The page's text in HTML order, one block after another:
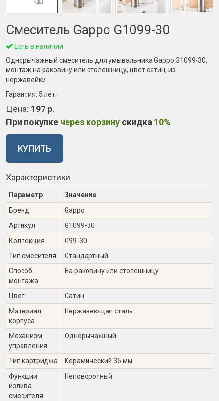
Смеситель Gappo G1099-30
Есть в наличии
Однорычажный смеситель для умывальника Gappo G1099-30,
монтаж на раковину или столешницу, цвет сатин, из
нержавейки.
Гарантия: 5 лет
Цена: 197 р.
При покупке через корзину скидка 10%
КУПИТЬ
Характеристики
Параметр
Значение
Бренд
Gappo
Артикул
G1099-30
Коллекция
G99-30
Тип смесителя
Стандартный
Способ
монтажа
На раковину или столешницу
Цвет
Сатин
Материал
корпуса
Нержавеющая сталь
Механизм
управления
Однорычажный
Тип картриджа
Керамический 35 мм
Функции
излива
смесителя
Неповоротный